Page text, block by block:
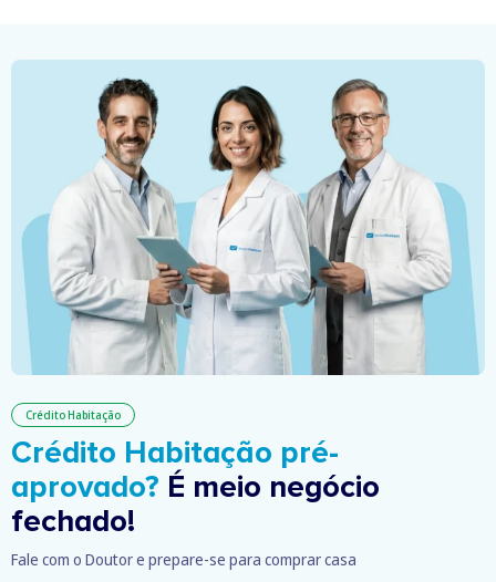
Crédito Habitação
Crédito Habitação pré-
aprovado? É meio negócio
fechado!
Fale com o Doutor e prepare-se para comprar casa